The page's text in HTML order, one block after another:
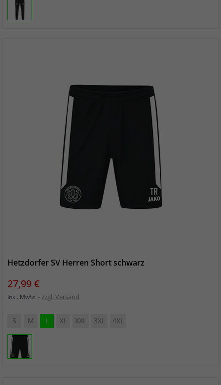
Hetzdorfer SV Herren Short schwarz
Preis
27,99 €
inkl. MwSt. zzgl. Versand
S M L XL XXL 3XL 4XL